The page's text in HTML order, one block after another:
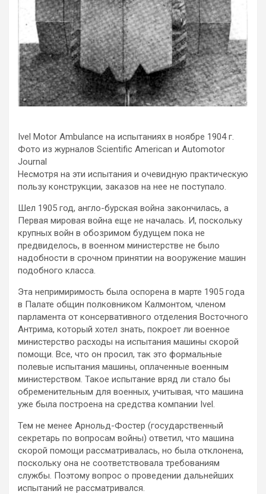
Ivel Motor Ambulance на испытаниях в ноябре 1904 г.
Фото из журналов Scientific American и Automotor
Journal
Несмотря на эти испытания и очевидную практическую
пользу конструкции, заказов на нее не поступало.
Шел 1905 год, англо-бурская война закончилась, а
Первая мировая война еще не началась. И, поскольку
крупных войн в обозримом будущем пока не
предвиделось, в военном министерстве не было
надобности в срочном принятии на вооружение машин
подобного класса.
Эта непримиримость была оспорена в марте 1905 года
в Палате общин полковником Калмонтом, членом
парламента от консервативного отделения Восточного
Антрима, который хотел знать, покроет ли военное
министерство расходы на испытания машины скорой
помощи. Все, что он просил, так это формальные
полевые испытания машины, оплаченные военным
министерством. Такое испытание вряд ли стало бы
обременительным для военных, учитывая, что машина
уже была построена на средства компании Ivel.
Тем не менее Арнольд-Фостер (государственный
секретарь по вопросам войны) ответил, что машина
скорой помощи рассматривалась, но была отклонена,
поскольку она не соответствовала требованиям
службы. Поэтому вопрос о проведении дальнейших
испытаний не рассматривался.